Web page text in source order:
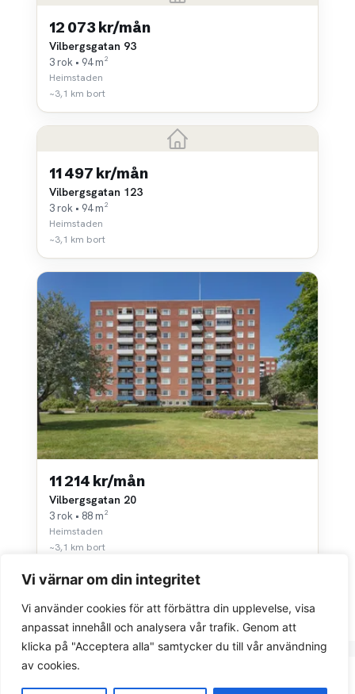
Vi värnar om din integritet
Vi använder cookies för att förbättra din upplevelse, visa
anpassat innehåll och analysera vår trafik. Genom att
klicka på "Acceptera alla" samtycker du till vår användning
av cookies.
12 073 kr/mån
Vilbergsgatan 93
3 rok • 94 m²
Heimstaden
~3,1 km bort
11 497 kr/mån
Vilbergsgatan 123
3 rok • 94 m²
Heimstaden
~3,1 km bort
11 214 kr/mån
Vilbergsgatan 20
3 rok • 88 m²
Heimstaden
~3,1 km bort
Integritetspolicy